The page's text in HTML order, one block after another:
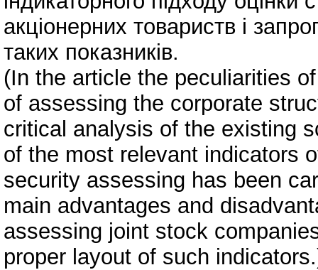
акціонерних товариств і
таких показників.
(In the article the peculiarities
of assessing the corporate
critical analysis of the existing
of the most relevant indicators
security assessing has been
main advantages and
assessing joint stock
proper layout of such